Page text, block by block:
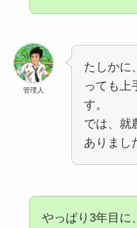
管理人
たしかに
っても上
す。
では、就
ありまし
やっぱり3年目に